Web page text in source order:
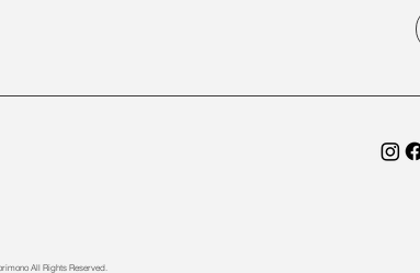
All Rights Reserved.